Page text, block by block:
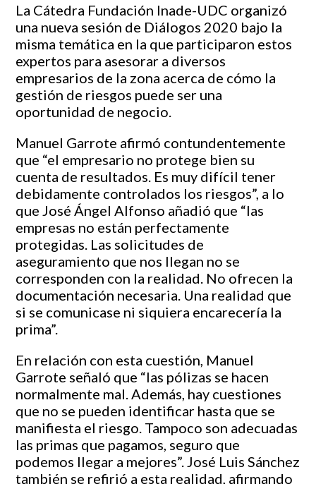
La Cátedra Fundación Inade-UDC organizó
una nueva sesión de Diálogos 2020 bajo la
misma temática en la que participaron estos
expertos para asesorar a diversos
empresarios de la zona acerca de cómo la
gestión de riesgos puede ser una
oportunidad de negocio.
Manuel Garrote afirmó contundentemente
que “el empresario no protege bien su
cuenta de resultados. Es muy difícil tener
debidamente controlados los riesgos”, a lo
que José Ángel Alfonso añadió que “las
empresas no están perfectamente
protegidas. Las solicitudes de
aseguramiento que nos llegan no se
corresponden con la realidad. No ofrecen la
documentación necesaria. Una realidad que
si se comunicase ni siquiera encarecería la
prima”.
En relación con esta cuestión, Manuel
Garrote señaló que “las pólizas se hacen
normalmente mal. Además, hay cuestiones
que no se pueden identificar hasta que se
manifiesta el riesgo. Tampoco son adecuadas
las primas que pagamos, seguro que
podemos llegar a mejores”. José Luis Sánchez
también se refirió a esta realidad, afirmando